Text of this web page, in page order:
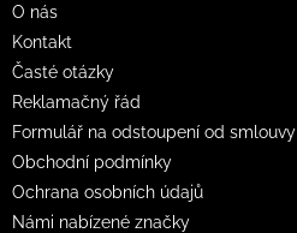
O nás
Kontakt
Časté otázky
Reklamačný řád
Formulář na odstoupení od smlouvy
Obchodní podmínky
Ochrana osobních údajů
Námi nabízené značky